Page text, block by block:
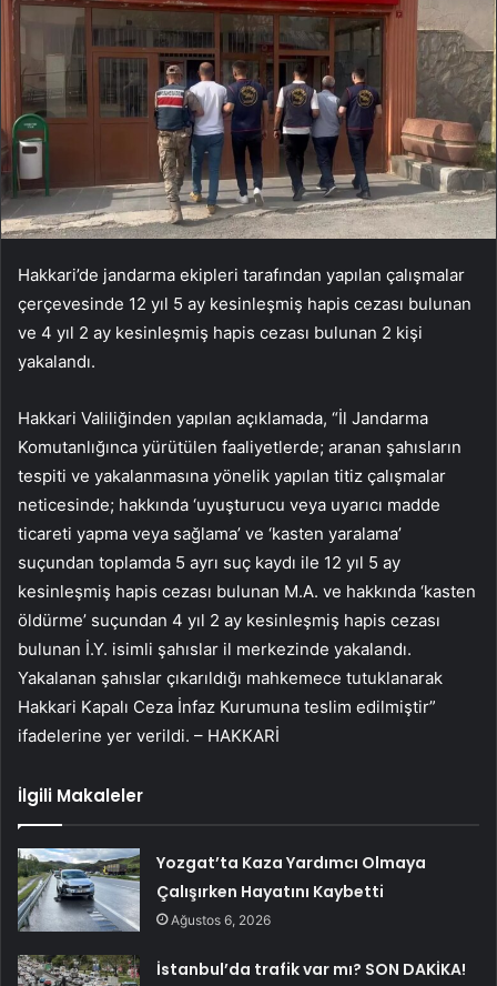
Hakkari’de jandarma ekipleri tarafından yapılan çalışmalar
çerçevesinde 12 yıl 5 ay kesinleşmiş hapis cezası bulunan
ve 4 yıl 2 ay kesinleşmiş hapis cezası bulunan 2 kişi
yakalandı.
Hakkari Valiliğinden yapılan açıklamada, “İl Jandarma
Komutanlığınca yürütülen faaliyetlerde; aranan şahısların
tespiti ve yakalanmasına yönelik yapılan titiz çalışmalar
neticesinde; hakkında ‘uyuşturucu veya uyarıcı madde
ticareti yapma veya sağlama’ ve ‘kasten yaralama’
suçundan toplamda 5 ayrı suç kaydı ile 12 yıl 5 ay
kesinleşmiş hapis cezası bulunan M.A. ve hakkında ‘kasten
öldürme’ suçundan 4 yıl 2 ay kesinleşmiş hapis cezası
bulunan İ.Y. isimli şahıslar il merkezinde yakalandı.
Yakalanan şahıslar çıkarıldığı mahkemece tutuklanarak
Hakkari Kapalı Ceza İnfaz Kurumuna teslim edilmiştir”
ifadelerine yer verildi. – HAKKARİ
İlgili Makaleler
Yozgat’ta Kaza Yardımcı Olmaya
Çalışırken Hayatını Kaybetti
Ağustos 6, 2026
İstanbul’da trafik var mı? SON DAKİKA!